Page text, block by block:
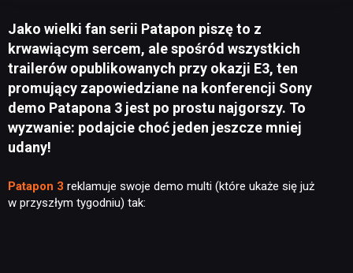
Jako wielki fan serii Patapon piszę to z
krwawiącym sercem, ale spośród wszystkich
trailerów opublikowanych przy okazji E3, ten
promujący zapowiedziane na konferencji Sony
demo Patapona 3 jest po prostu najgorszy. To
wyzwanie: podajcie choć jeden jeszcze mniej
udany!
Patapon 3 reklamuje swoje demo multi (które ukaże się już
w przyszłym tygodniu) tak: